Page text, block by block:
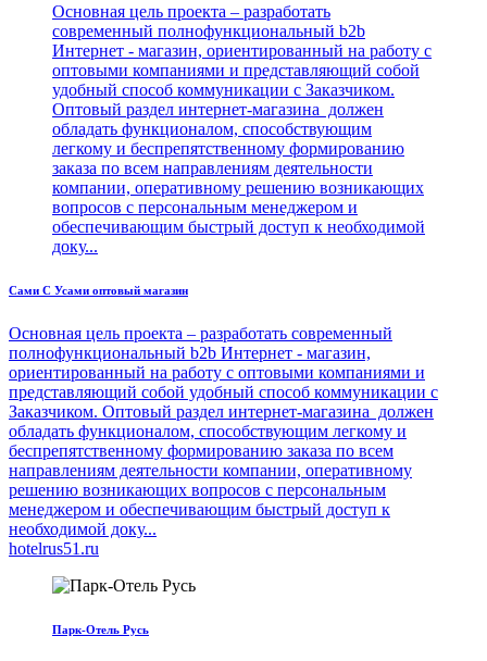
Основная цель проекта – разработать
современный полнофункциональный b2b
Интернет - магазин, ориентированный на работу с
оптовыми компаниями и представляющий собой
удобный способ коммуникации с Заказчиком.
Оптовый раздел интернет-магазина должен
обладать функционалом, способствующим
легкому и беспрепятственному формированию
заказа по всем направлениям деятельности
компании, оперативному решению возникающих
вопросов с персональным менеджером и
обеспечивающим быстрый доступ к необходимой
доку...
Сами С Усами оптовый магазин
Основная цель проекта – разработать современный
полнофункциональный b2b Интернет - магазин,
ориентированный на работу с оптовыми компаниями и
представляющий собой удобный способ коммуникации с
Заказчиком. Оптовый раздел интернет-магазина должен
обладать функционалом, способствующим легкому и
беспрепятственному формированию заказа по всем
направлениям деятельности компании, оперативному
решению возникающих вопросов с персональным
менеджером и обеспечивающим быстрый доступ к
необходимой доку...
hotelrus51.ru
Парк-Отель Русь